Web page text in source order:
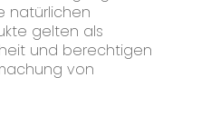
natürlichen
gelten als
und berechtigen
von